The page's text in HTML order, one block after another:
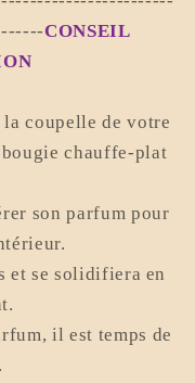
CONSEIL
coupelle de votre
chauffe-plat
son parfum pour
et se solidifiera en
il est temps de